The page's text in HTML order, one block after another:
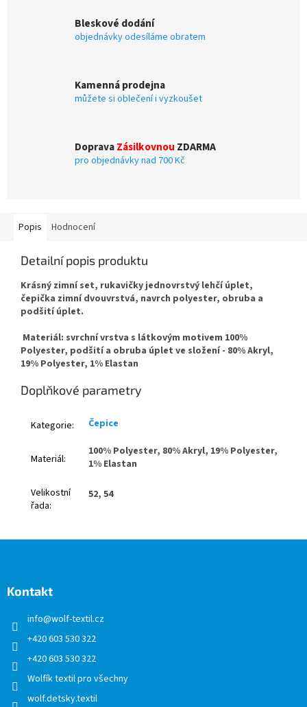
Bleskové dodání
objednávky odesíláme obratem
Kamenná prodejna
můžete si oblečení i vyzkoušet
DopravaZásilkovnou ZDARMA
pro objednávky nad 700 Kč
Popis Hodnocení
Detailní popis produktu
Krásný zimní set, rukavičky jednovrstvý lehčí úplet,
čepička zimní dvouvrstvá, navrch polyester, obruba a
podšití úplet.
Materiál: svrchní vrstva s látkovým motivem 100%
Polyester, podšití a obruba úplet ve složení - 80% Akryl,
19% Polyester, 1% Elastan
Doplňkové parametry
Kategorie: Čepice
Materiál:
100% Polyester, 80% Akryl, 19% Polyester,
1% Elastan
Velikostní
řada:
52, 54
Kontakt
info@wolf-textil.cz
+420 603 530 322
+420 603 530 322
Wolfík textil pro všechny
wolf.detsky.textil